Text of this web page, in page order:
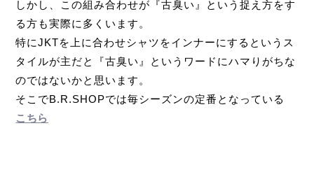
しかし、この組み合わせが『古臭い』という捉え方をす
る方も実際に多くいます。
特にJKTを上に合わせシャツをインナーにするというス
タイルが主だと『古臭い』というワードにハマりがちな
のではないかと思います。
そこでB.R.SHOPでは毎シーズンの定番となっている
こちら